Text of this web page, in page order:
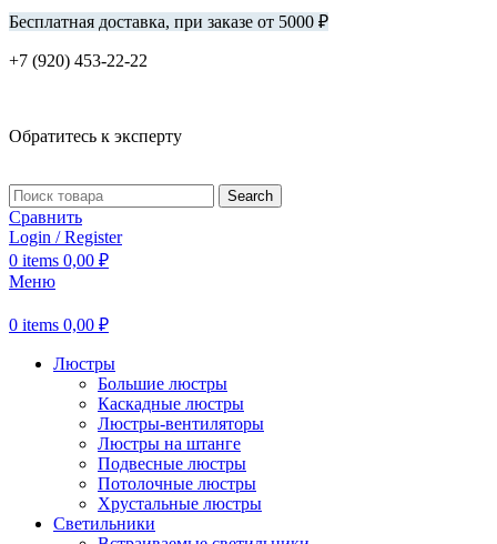
Бесплатная доставка, при заказе от 5000 ₽
+7 (920) 453-22-22
Обратитесь к эксперту
Search
Сравнить
Login / Register
0 items 0,00 ₽
Меню
0 items 0,00 ₽
Люстры
Большие люстры
Каскадные люстры
Люстры-вентиляторы
Люстры на штанге
Подвесные люстры
Потолочные люстры
Хрустальные люстры
Светильники